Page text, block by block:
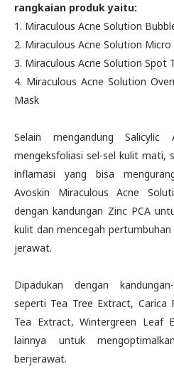
rangkaian produk yaitu:
1. Miraculous Acne Solution
2. Miraculous Acne Solution Micro
3. Miraculous Acne Solution Spot
4. Miraculous Acne Solution
Mask
Selain mengandung
mengeksfoliasi sel-sel kulit mati,
inflamasi yang bisa
Avoskin Miraculous Acne
dengan kandungan Zinc PCA
kulit dan mencegah
jerawat.
Dipadukan dengan
seperti Tea Tree Extract, Carica
Tea Extract, Wintergreen Leaf
lainnya untuk
berjerawat.